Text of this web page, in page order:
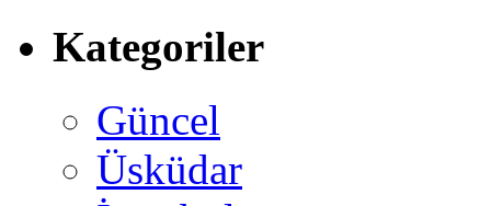
Kategoriler
Güncel
Üsküdar